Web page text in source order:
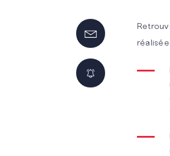
Audit légal
contractuel
opérationnels
DÉDIÉES
durable
BM&A
BM&A
d’emplois
spontanée